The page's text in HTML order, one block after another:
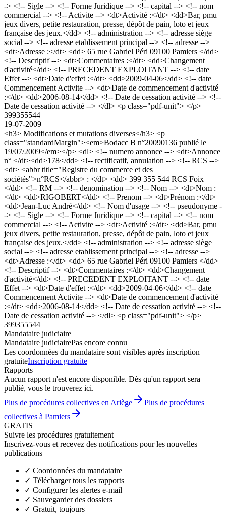
-> <!-- Sigle --> <!-- Forme Juridique --> <!-- capital --> <!-- nom
commercial --> <!-- Activite --> <dt>Activité :</dt> <dd>Bar, pmu
jeux divers, petite restauration, presse, dépôt de pain, loto et jeux
française des jeux.</dd> <!-- administration --> <!-- adresse siège
social --> <!-- adresse etablissement principal --> <!-- adresse -->
<dt>Adresse :</dt> <dd> 65 rue Gabriel Péri 09100 Pamiers </dd>
<!-- Descriptif --> <dt>Commentaires :</dt> <dd>Changement
d'activité</dd> <!-- PRECEDENT EXPLOITANT --> <!-- date
Effet --> <dt>Date d'effet :</dt> <dd>2009-04-06</dd> <!-- date
Commencement Activite --> <dt>Date de commencement d'activité
:</dt> <dd>2006-08-14</dd> <!-- Date de cessation activité --> <!--
Date de cessation activité --> </dl> <p class="pdf-unit"> </p>
399355544
19-07-2009
<h3> Modifications et mutations diverses</h3> <p
class="standardMargin"><em>Bodacc B n°20090136 publié le
19/07/2009</em></p> <dl> <!-- numero annonce --> <dt>Annonce
n° </dt><dd>178</dd> <!-- rectificatif, annulation --> <!-- RCS -->
<dt> <abbr title="Registre du commerce et des
sociétés">n°RCS</abbr> : </dt> <dd> 399 355 544 RCS Foix
</dd> <!-- RM --> <!-- denomination --> <!-- Nom --> <dt>Nom :
</dt> <dd>RIGOBERT</dd> <!-- Prenom --> <dt>Prénom :</dt>
<dd>Jean-Luc André</dd> <!-- Nom d'usage --> <!-- pseudonyme -
-> <!-- Sigle --> <!-- Forme Juridique --> <!-- capital --> <!-- nom
commercial --> <!-- Activite --> <dt>Activité :</dt> <dd>Bar, pmu
jeux divers, petite restauration, presse, dépôt de pain, loto et jeux
française des jeux.</dd> <!-- administration --> <!-- adresse siège
social --> <!-- adresse etablissement principal --> <!-- adresse -->
<dt>Adresse :</dt> <dd> 65 rue Gabriel Péri 09100 Pamiers </dd>
<!-- Descriptif --> <dt>Commentaires :</dt> <dd>Changement
d'activité</dd> <!-- PRECEDENT EXPLOITANT --> <!-- date
Effet --> <dt>Date d'effet :</dt> <dd>2009-04-06</dd> <!-- date
Commencement Activite --> <dt>Date de commencement d'activité
:</dt> <dd>2006-08-14</dd> <!-- Date de cessation activité --> <!--
Date de cessation activité --> </dl> <p class="pdf-unit"> </p>
399355544
Mandataire judiciaire
Mandataire judiciairePas encore connu
Les coordonnées du mandataire sont visibles après inscription
gratuiteInscription gratuite
Rapports
Aucun rapport n'est encore disponible. Dès qu'un rapport sera
publié, vous le trouverez ici.
Plus de procédures collectives en Ariège
Plus de procédures
collectives à Pamiers
GRATIS
Suivre les procédures gratuitement
Inscrivez-vous et recevez des notifications pour les nouvelles
publications
✓ Coordonnées du mandataire
✓ Télécharger tous les rapports
✓ Configurer les alertes e-mail
✓ Sauvegarder des dossiers
✓ Gratuit, toujours